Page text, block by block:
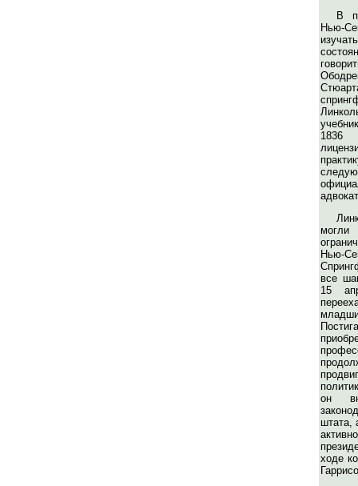
В
Нью-
1836
Нью-
все
15
он
штата,
ходе